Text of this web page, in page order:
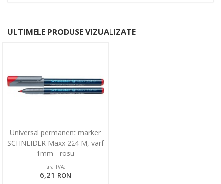
ULTIMELE PRODUSE VIZUALIZATE
Universal permanent marker
SCHNEIDER Maxx 224 M, varf
1mm - rosu
fara TVA:
6,21 RON